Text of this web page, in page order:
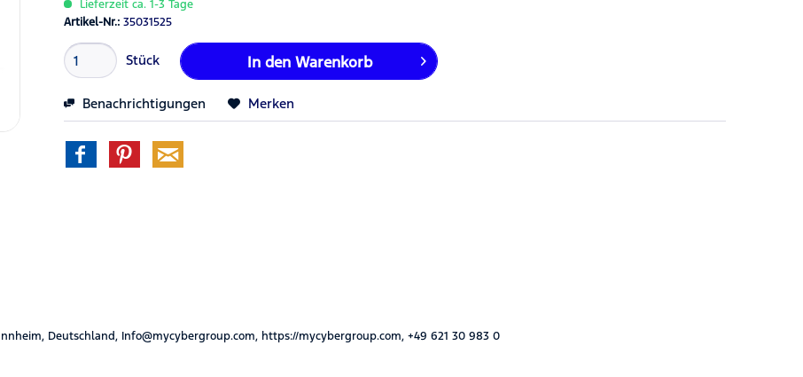
Lieferzeit ca. 1-3 Tage
Artikel-Nr.:35031525
Stück In den Warenkorb
Benachrichtigungen Merken
Deutschland, Info@mycybergroup.com, https://mycybergroup.com, +49 621 30 983 0